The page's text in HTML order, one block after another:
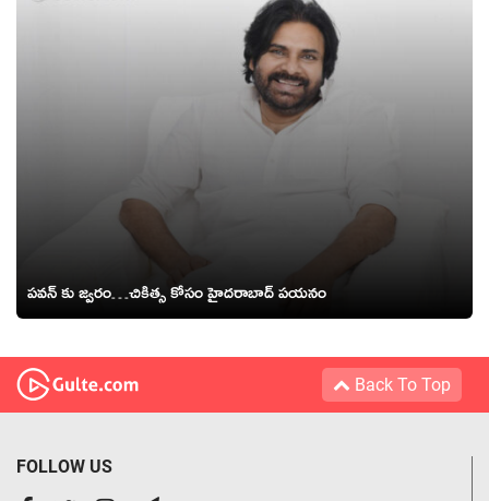
పవన్ కు జ్వరం…చికిత్స కోసం హైదరాబాద్ పయనం
Back To Top
FOLLOW US